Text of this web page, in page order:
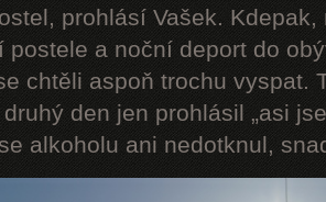
prohlásí Vašek.
postele a noční deport do
chtěli aspoň trochu vyspat.
den jen prohlásil „asi
alkoholu ani nedotknul,